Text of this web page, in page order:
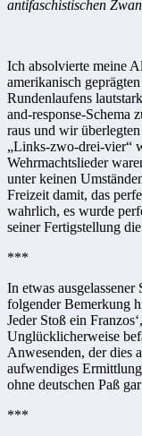
antifaschistischen
Ich absolvierte meine
amerikanisch
Rundenlaufens
and-response-Schema
raus und wir
„Links-zwo-drei-vier“
Wehrmachtslieder
unter keinen
Freizeit damit, das
wahrlich, es wurde
seiner Fertigstellung
***
In etwas
folgender Bemerkung
Jeder Stoß ein
Unglücklicherweise
Anwesenden, der dies
aufwendiges
ohne deutschen Paß
***